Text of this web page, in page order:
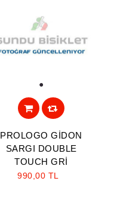
PROLOGO GİDON
SARGI DOUBLE
TOUCH GRİ
990,00 TL